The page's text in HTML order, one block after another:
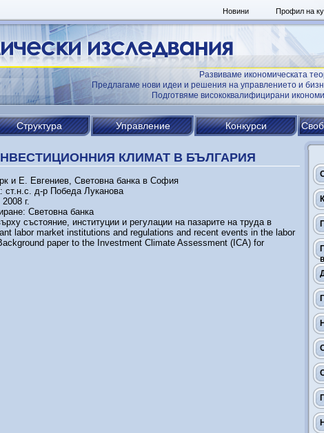
Профил на
Новини
Развиваме икономическата
Предлагаме нови идеи и решения на управлението и
Подготвяме висококвалифицирани
Структура Управление Конкурси
КЛИМАТ В БЪЛГАРИЯ
и Е. Евгениев, Световна банка в София
ст.н.с. д-р Победа Луканова
г.
Световна банка
състояние, институции и регулации на пазарите на труда в
labor market institutions and regulations and recent events in the labor
paper to the Investment Climate Assessment (ICA) for